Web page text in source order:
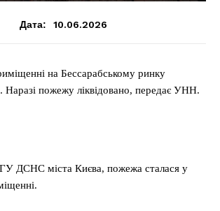
Дата: 10.06.2026
на Бессарабському ринку
Наразі пожежу ліквідовано, передає УНН.
ДСНС міста Києва, пожежа сталася у